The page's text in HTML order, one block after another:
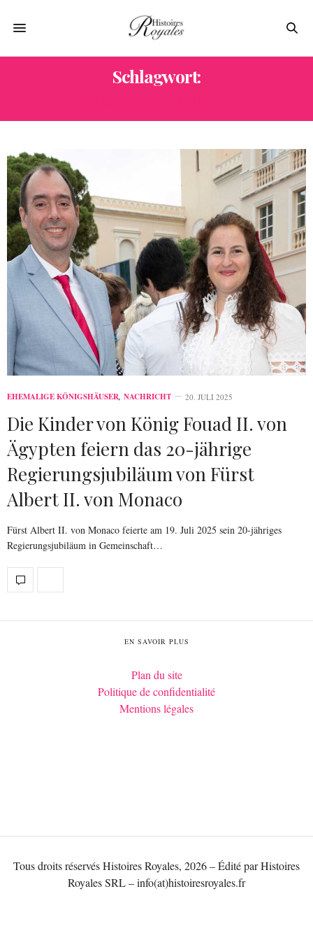
Schlagwort:
EHEMALIGE KÖNIGSHÄUSER, NACHRICHT 20. JULI 2025
Die Kinder von König Fouad II. von
Ägypten feiern das 20-jährige
Regierungsjubiläum von Fürst
Albert II. von Monaco
Fürst Albert II. von Monaco feierte am 19. Juli 2025 sein 20-jähriges
Regierungsjubiläum in Gemeinschaft…
EN SAVOIR PLUS
Plan du site
Politique de confidentialité
Mentions légales
Tous droits réservés Histoires Royales, 2026 – Édité par Histoires
Royales SRL – info(at)histoiresroyales.fr